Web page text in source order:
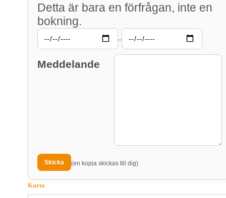
Detta är bara en förfrågan, inte en
bokning.
–
Meddelande
(en kopia skickas till dig)
Karta